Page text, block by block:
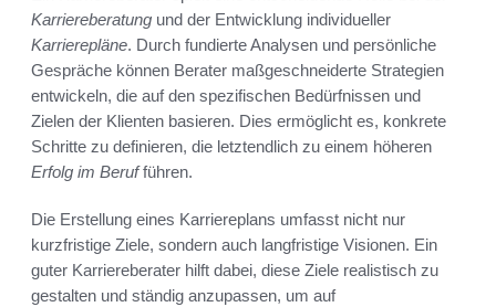
Karriereberatung und der Entwicklung individueller
Karrierepläne. Durch fundierte Analysen und persönliche
Gespräche können Berater maßgeschneiderte Strategien
entwickeln, die auf den spezifischen Bedürfnissen und
Zielen der Klienten basieren. Dies ermöglicht es, konkrete
Schritte zu definieren, die letztendlich zu einem höheren
Erfolg im Berufführen.
Die Erstellung eines Karriereplans umfasst nicht nur
kurzfristige Ziele, sondern auch langfristige Visionen. Ein
guter Karriereberater hilft dabei, diese Ziele realistisch zu
gestalten und ständig anzupassen, um auf